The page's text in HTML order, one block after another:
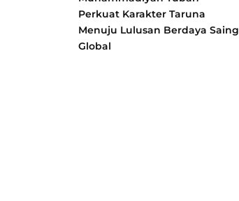
Perkuat Karakter Taruna
Menuju Lulusan Berdaya Saing
Global